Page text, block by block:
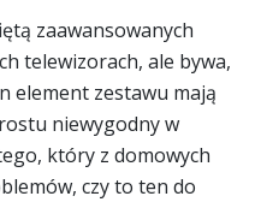
zaawansowanych
telewizorach, ale bywa,
element zestawu mają
niewygodny w
który z domowych
czy to ten do